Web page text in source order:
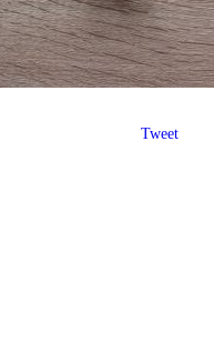
Tweet